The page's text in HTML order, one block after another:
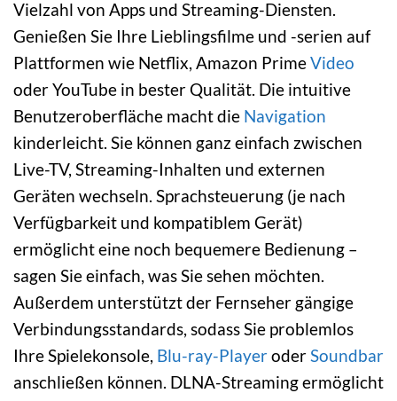
Vielzahl von Apps und Streaming-Diensten.
Genießen Sie Ihre Lieblingsfilme und -serien auf
Plattformen wie Netflix, Amazon PrimeVideo
oder YouTube in bester Qualität. Die intuitive
Benutzeroberfläche macht die Navigation
kinderleicht. Sie können ganz einfach zwischen
Live-TV, Streaming-Inhalten und externen
Geräten wechseln. Sprachsteuerung (je nach
Verfügbarkeit und kompatiblem Gerät)
ermöglicht eine noch bequemere Bedienung –
sagen Sie einfach, was Sie sehen möchten.
Außerdem unterstützt der Fernseher gängige
Verbindungsstandards, sodass Sie problemlos
Ihre Spielekonsole, Blu-ray-PlayeroderSoundbar
anschließen können. DLNA-Streaming ermöglicht